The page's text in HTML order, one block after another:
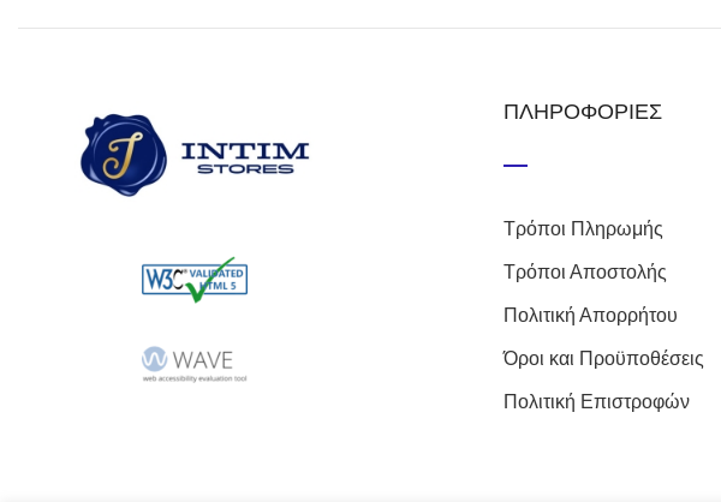
ΠΛΗΡΟΦΟΡΙΕΣ
Τρόποι Πληρωμής
Τρόποι Αποστολής
Πολιτική Απορρήτου
Όροι και Προϋποθέσεις
Πολιτική Επιστροφών